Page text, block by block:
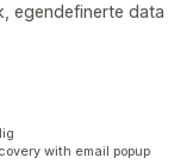
egendefinerte data
with email popup